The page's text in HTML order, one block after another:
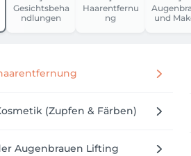
Gesichtsbeha
ndlungen
Haarentfernu
ng
und
(Zupfen & Färben)
Augenbrauen Lifting